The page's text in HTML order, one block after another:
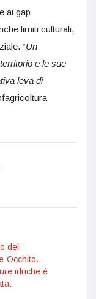
ai gap
limiti culturali,
“Un
e le sue
leva di
del
Occhito.
idriche è